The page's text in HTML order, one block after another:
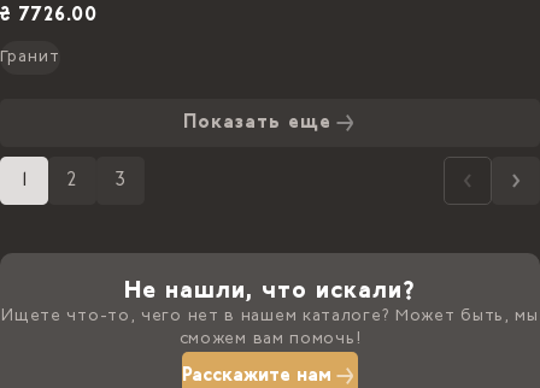
₴ 7726.00
Гранит
Показать еще
2 3
Не нашли, что искали?
Ищете что-то, чего нет в нашем каталоге? Может быть, мы
сможем вам помочь!
Расскажите нам